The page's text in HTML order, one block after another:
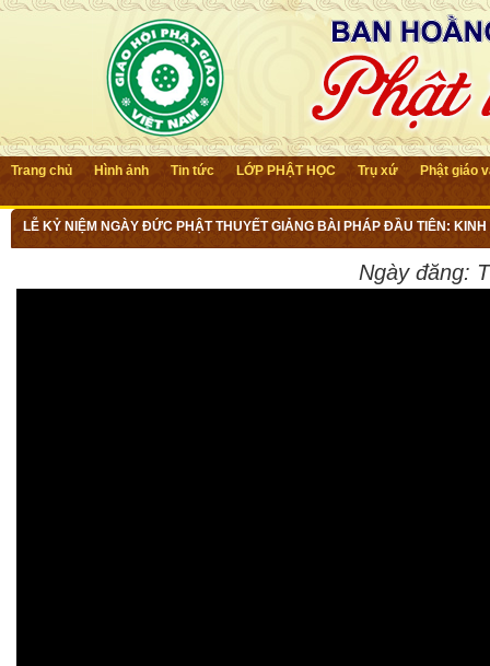
Trang chủ Hình ảnh Tin tức LỚP PHẬT HỌC Trụ xứ Phật giáo
LỄ KỶ NIỆM NGÀY ĐỨC PHẬT THUYẾT GIẢNG BÀI PHÁP ĐẦU TIÊN:
Ngày đăng: